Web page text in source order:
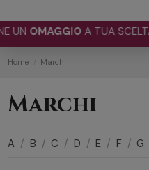
A TUA SCELTA |
Home Marchi
Marchi
A / B / C / D / E / F / G